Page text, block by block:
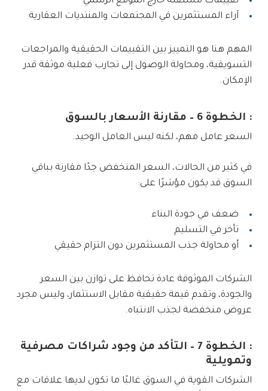
آراء المستثمرين في المجتمعات والمنتديات العقارية
المهم هنا هو التمييز بين التقييمات الحقيقية والمراجعات
التسويقية، ومحاولة الوصول إلى تجارب فعلية موثقة قدر
الإمكان.
: الخطوة 6 – مقارنة الأسعار بالسوق
السعر عامل مهم، لكنه ليس العامل الوحيد.
في كثير من الحالات، السعر المنخفض جدًا مقارنة بباقي
السوق قد يكون مؤشرًا على:
ضعف في جودة البناء
تأخر في التسليم
أو محاولة جذب المستثمرين دون التزام حقيقي
الشركات الموثوقة عادة تحافظ على توازن بين السعر
والجودة، وتقدم قيمة حقيقية مقابل الاستثمار، وليس مجرد
عروض منخفضة لجذب الانتباه.
: الخطوة 7 – التأكد من وجود شراكات مصرفية
وتمويلية
الشركات القوية في السوق غالبًا ما تكون لديها علاقات مع